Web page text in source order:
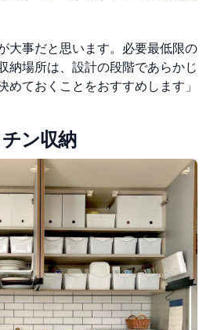
大事だと思います。必要最低限の
納場所は、設計の段階であらかじ
めておくことをおすすめします」
ン収納